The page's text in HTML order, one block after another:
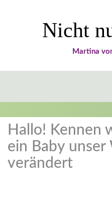
Nicht
Martina
Hallo! Kennen
ein Baby unser
verändert